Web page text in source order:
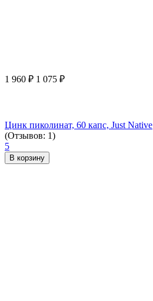
1 960 ₽ 1 075 ₽
Цинк пиколинат, 60 капс, Just Native
(Отзывов: 1)
5
В корзину